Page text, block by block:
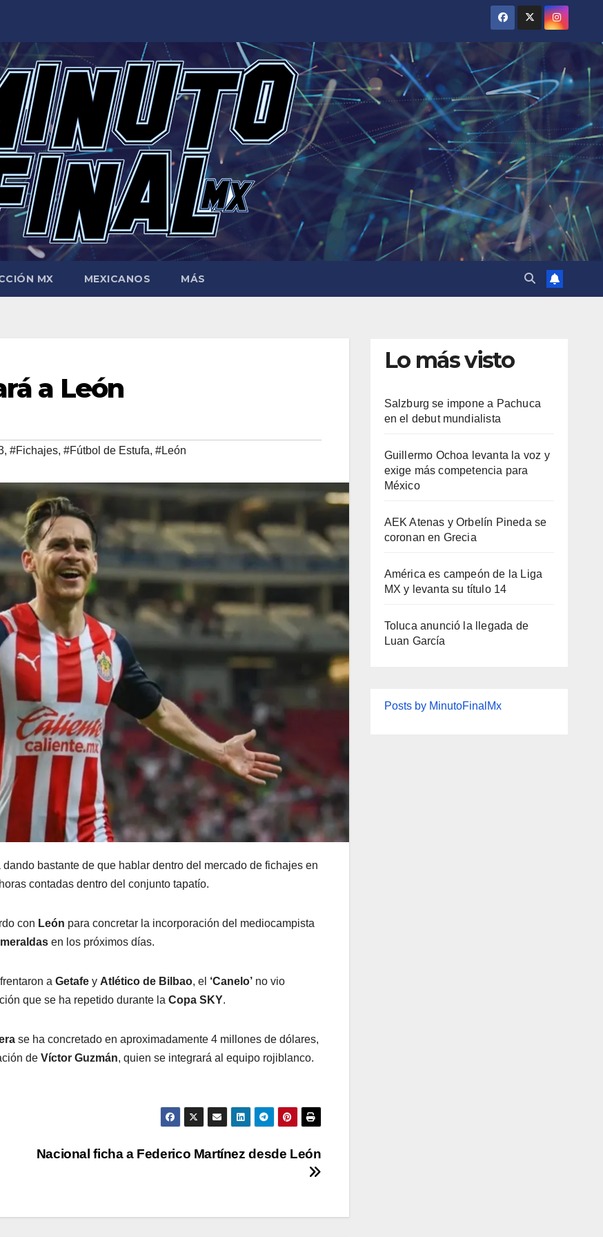
MX MEXICANOS MÁS
a León
, #Fichajes, #Fútbol de Estufa, #León
bastante de que hablar dentro del mercado de fichajes en
contadas dentro del conjunto tapatío.
con León para concretar la incorporación del mediocampista
en los próximos días.
a Getafe y Atlético de Bilbao, el ‘Canelo’ no vio
que se ha repetido durante la Copa SKY.
se ha concretado en aproximadamente 4 millones de dólares,
de Víctor Guzmán, quien se integrará al equipo rojiblanco.
Nacional ficha a Federico Martínez desde León
Lo más visto
Salzburg se impone a Pachuca
en el debut mundialista
Guillermo Ochoa levanta la voz y
exige más competencia para
México
AEK Atenas y Orbelín Pineda se
coronan en Grecia
América es campeón de la Liga
MX y levanta su título 14
Toluca anunció la llegada de
Luan García
Posts by MinutoFinalMx